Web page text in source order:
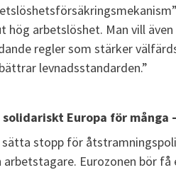
hög arbetslöshet. Man vill
regler som stärker
levnadsstandarden.”
Europa för många
stopp för
arbetstagare. Eurozonen bör